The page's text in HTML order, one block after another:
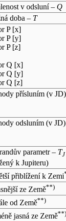
v odsluní – Q
doba – T
P [x]
P [y]
P [z]
Q [x]
Q [y]
Q [z]
přísluním (v JD)
odsluním (v JD)
parametr – TJ
k Jupiteru)
přiblížení k Zemi
ze Země**)
od Země**)
jasná ze Země**)